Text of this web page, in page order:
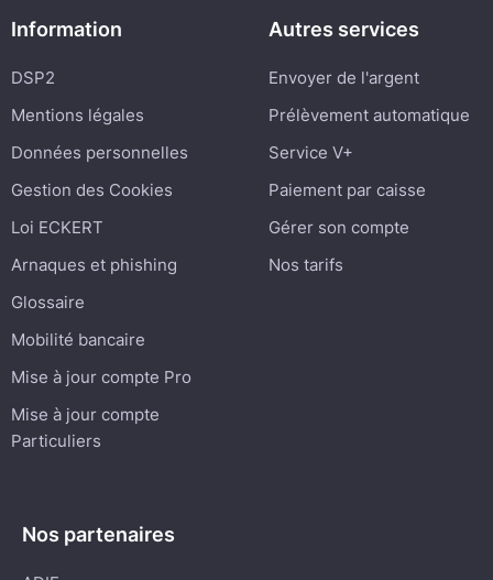
Information
DSP2
Mentions légales
Données personnelles
Gestion des Cookies
Loi ECKERT
Arnaques et phishing
Glossaire
Mobilité bancaire
Mise à jour compte Pro
Mise à jour compte
Particuliers
Autres services
Envoyer de l'argent
Prélèvement automatique
Service V+
Paiement par caisse
Gérer son compte
Nos tarifs
Nos partenaires